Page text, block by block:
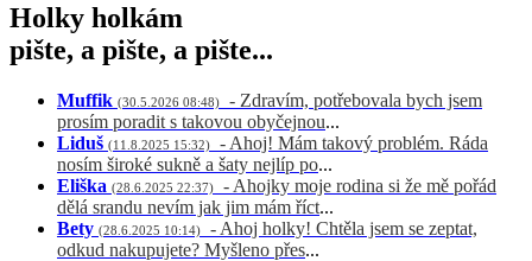
Holky holkám
pište, a pište, a pište...
Muffik (30.5.2026 08:48)
- Zdravím, potřebovala bych jsem
prosím poradit s takovou obyčejnou...
Liduš (11.8.2025 15:32)
- Ahoj! Mám takový problém. Ráda
nosím široké sukně a šaty nejlíp po...
Eliška (28.6.2025 22:37)
- Ahojky moje rodina si že mě pořád
dělá srandu nevím jak jim mám říct...
Bety (28.6.2025 10:14)
- Ahoj holky! Chtěla jsem se zeptat,
odkud nakupujete? Myšleno přes...